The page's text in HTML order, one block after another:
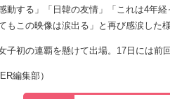
動する」「日韓の友情」「これは4年
もこの映像は涙出る」と再び感涙した
子初の連覇を懸けて出場。17日には前
編集部）